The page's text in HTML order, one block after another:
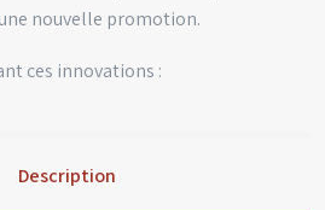
nouvelle promotion.
ces innovations :
Description